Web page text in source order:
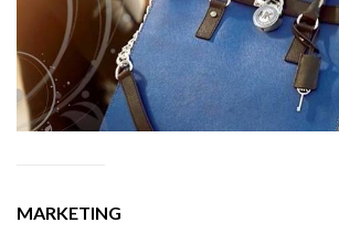
MARKETING